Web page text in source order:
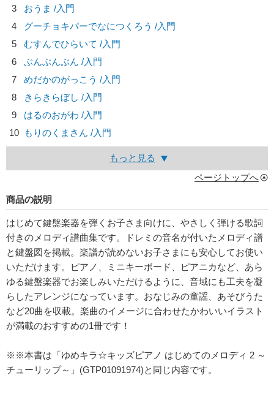
3
おうま /入門
4
グーチョキパーでなにつくろう /入門
5
むすんでひらいて /入門
6
ぶんぶんぶん /入門
7
めだかのがっこう /入門
8
きらきらぼし /入門
9
はるのおがわ /入門
10 もりのくまさん /入門
もっと見る
ページトップへ
商品の説明
はじめて鍵盤楽器を弾くお子さま向けに、やさしく弾ける歌詞
付きのメロディ譜曲集です。ドレミの音名が付いたメロディ譜
と鍵盤図を掲載。楽譜が読めないお子さまにも安心してお使い
いただけます。ピアノ、ミニキーボード、ピアニカなど、あら
ゆる鍵盤楽器でお楽しみいただけるように、音域にも工夫を凝
らしたアレンジになっています。おなじみの童謡、あそびうた
など20曲を収載。楽曲のイメージに合わせたかわいいイラスト
が満載のおすすめの1冊です！
※※本書は「ゆめキラ☆キッズピアノ はじめてのメロディ 2 ～
チューリップ～」(GTP01091974)と同じ内容です。